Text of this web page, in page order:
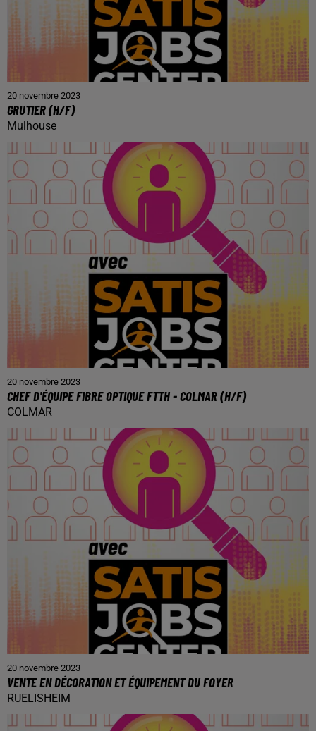
20 novembre 2023
GRUTIER (H/F)
Mulhouse
20 novembre 2023
CHEF D'ÉQUIPE FIBRE OPTIQUE FTTH - COLMAR (H/F)
COLMAR
20 novembre 2023
VENTE EN DÉCORATION ET ÉQUIPEMENT DU FOYER
RUELISHEIM